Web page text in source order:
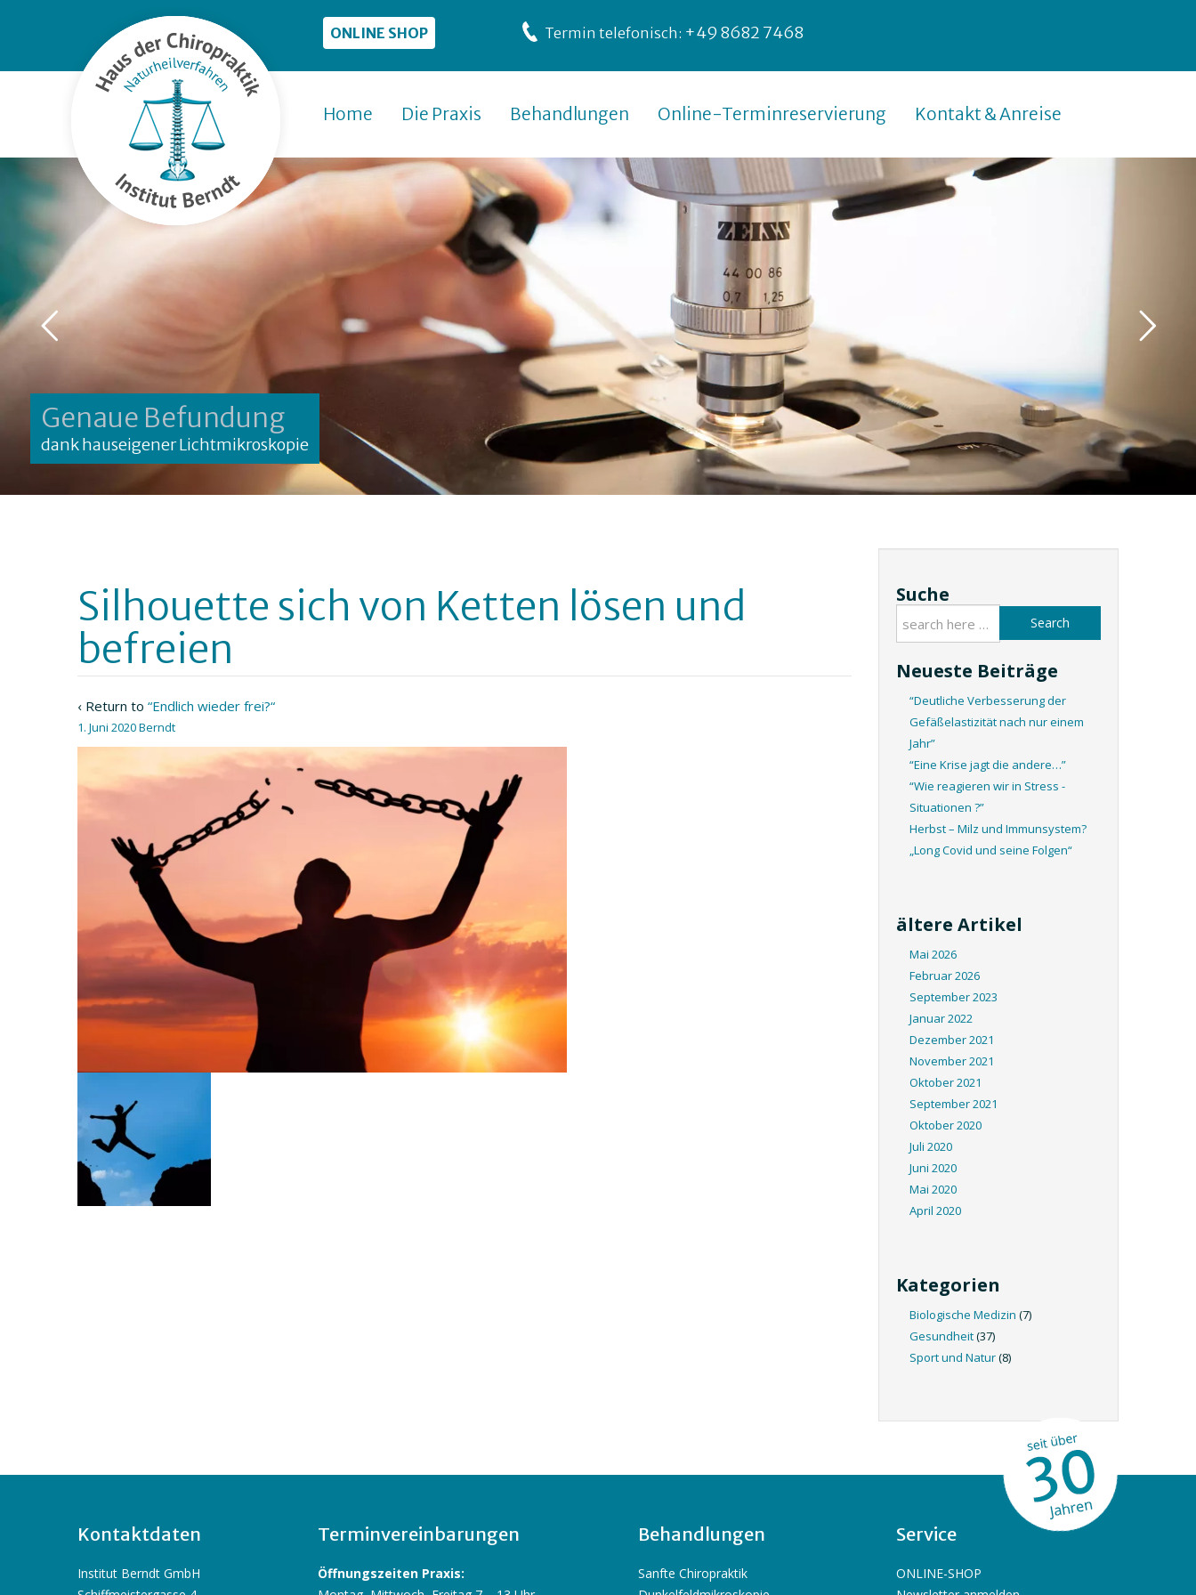
ONLINE SHOP Termin telefonisch: +49 8682 7468
Home Die Praxis Behandlungen Online-Terminreservierung Kontakt & Anreise
Genaue Befundung
dank hauseigener Lichtmikroskopie
Silhouette sich von Ketten lösen und
befreien
‹ Return to “Endlich wieder frei?“
1. Juni 2020Berndt
Suche
Search
Neueste Beiträge
“Deutliche Verbesserung der
Gefäßelastizität nach nur einem
Jahr”
“Eine Krise jagt die andere…”
“Wie reagieren wir in Stress -
Situationen ?”
Herbst – Milz und Immunsystem?
„Long Covid und seine Folgen“
ältere Artikel
Mai 2026
Februar 2026
September 2023
Januar 2022
Dezember 2021
November 2021
Oktober 2021
September 2021
Oktober 2020
Juli 2020
Juni 2020
Mai 2020
April 2020
Kategorien
Biologische Medizin (7)
Gesundheit(37)
Sport und Natur(8)
Kontaktdaten
Institut Berndt GmbH
Terminvereinbarungen
Öffnungszeiten Praxis:
Behandlungen
Sanfte Chiropraktik
Service
ONLINE-SHOP